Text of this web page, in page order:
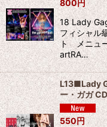
800円
18 Lady
フィシャル
ト メニュ
artRA…
L13■Lady
ー・ガガ CD
550円